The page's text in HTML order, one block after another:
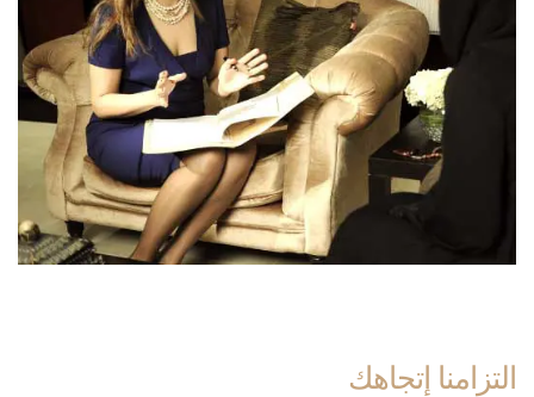
التزامنا إتجاهك